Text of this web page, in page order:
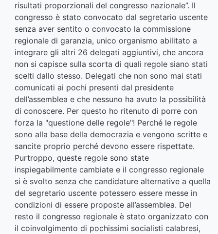
risultati proporzionali del congresso nazionale”. Il
congresso è stato convocato dal segretario uscente
senza aver sentito o convocato la commissione
regionale di garanzia, unico organismo abilitato a
integrare gli altri 26 delegati aggiuntivi, che ancora
non si capisce sulla scorta di quali regole siano stati
scelti dallo stesso. Delegati che non sono mai stati
comunicati ai pochi presenti dal presidente
dell’assemblea e che nessuno ha avuto la possibilità
di conoscere. Per questo ho ritenuto di porre con
forza la "questione delle regole"! Perché le regole
sono alla base della democrazia e vengono scritte e
sancite proprio perché devono essere rispettate.
Purtroppo, queste regole sono state
inspiegabilmente cambiate e il congresso regionale
si è svolto senza che candidature alternative a quella
del segretario uscente potessero essere messe in
condizioni di essere proposte all’assemblea. Del
resto il congresso regionale è stato organizzato con
il coinvolgimento di pochissimi socialisti calabresi,